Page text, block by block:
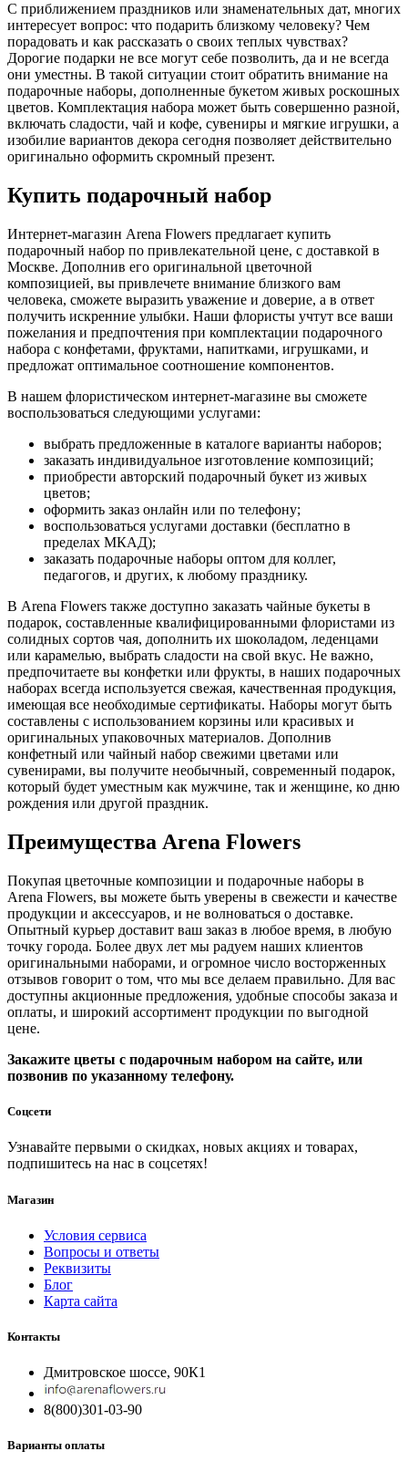
С приближением праздников или знаменательных дат, многих
интересует вопрос: что подарить близкому человеку? Чем
порадовать и как рассказать о своих теплых чувствах?
Дорогие подарки не все могут себе позволить, да и не всегда
они уместны. В такой ситуации стоит обратить внимание на
подарочные наборы, дополненные букетом живых роскошных
цветов. Комплектация набора может быть совершенно разной,
включать сладости, чай и кофе, сувениры и мягкие игрушки, а
изобилие вариантов декора сегодня позволяет действительно
оригинально оформить скромный презент.
Купить подарочный набор
Интернет-магазин Arena Flowers предлагает купить
подарочный набор по привлекательной цене, с доставкой в
Москве. Дополнив его оригинальной цветочной
композицией, вы привлечете внимание близкого вам
человека, сможете выразить уважение и доверие, а в ответ
получить искренние улыбки. Наши флористы учтут все ваши
пожелания и предпочтения при комплектации подарочного
набора с конфетами, фруктами, напитками, игрушками, и
предложат оптимальное соотношение компонентов.
В нашем флористическом интернет-магазине вы сможете
воспользоваться следующими услугами:
выбрать предложенные в каталоге варианты наборов;
заказать индивидуальное изготовление композиций;
приобрести авторский подарочный букет из живых
цветов;
оформить заказ онлайн или по телефону;
воспользоваться услугами доставки (бесплатно в
пределах МКАД);
заказать подарочные наборы оптом для коллег,
педагогов, и других, к любому празднику.
В Arena Flowers также доступно заказать чайные букеты в
подарок, составленные квалифицированными флористами из
солидных сортов чая, дополнить их шоколадом, леденцами
или карамелью, выбрать сладости на свой вкус. Не важно,
предпочитаете вы конфетки или фрукты, в наших подарочных
наборах всегда используется свежая, качественная продукция,
имеющая все необходимые сертификаты. Наборы могут быть
составлены с использованием корзины или красивых и
оригинальных упаковочных материалов. Дополнив
конфетный или чайный набор свежими цветами или
сувенирами, вы получите необычный, современный подарок,
который будет уместным как мужчине, так и женщине, ко дню
рождения или другой праздник.
Преимущества Arena Flowers
Покупая цветочные композиции и подарочные наборы в
Arena Flowers, вы можете быть уверены в свежести и качестве
продукции и аксессуаров, и не волноваться о доставке.
Опытный курьер доставит ваш заказ в любое время, в любую
точку города. Более двух лет мы радуем наших клиентов
оригинальными наборами, и огромное число восторженных
отзывов говорит о том, что мы все делаем правильно. Для вас
доступны акционные предложения, удобные способы заказа и
оплаты, и широкий ассортимент продукции по выгодной
цене.
Закажите цветы с подарочным набором на сайте, или
позвонив по указанному телефону.
Соцсети
Узнавайте первыми о скидках, новых акциях и товарах,
подпишитесь на нас в соцсетях!
Магазин
Условия сервиса
Вопросы и ответы
Реквизиты
Блог
Карта сайта
Контакты
Дмитровское шоссе, 90К1
8(800)301-03-90
Варианты оплаты